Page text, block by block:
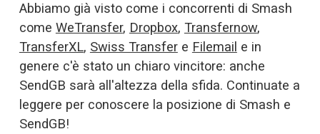
Abbiamo già visto come i concorrenti di Smash
come WeTransfer, Dropbox, Transfernow
TransferXL, Swiss Transfer e Filemail e in
genere c'è stato un chiaro vincitore: anche
SendGB sarà all'altezza della sfida. Continuate a
leggere per conoscere la posizione di Smash e
SendGB!